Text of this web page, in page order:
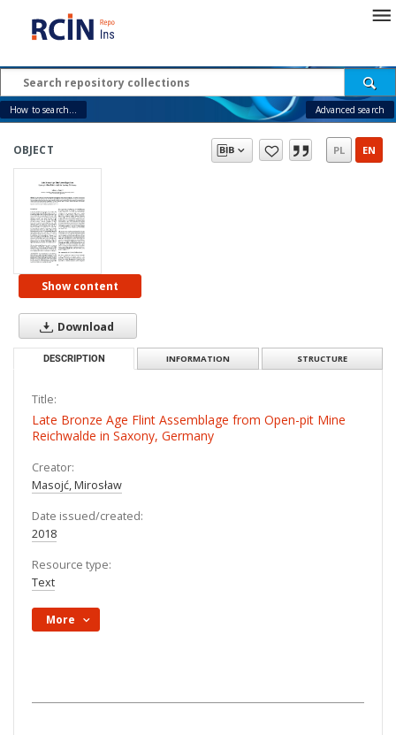
How to search... Advanced search
OBJECT PL EN
Show content
Download
DESCRIPTION INFORMATION STRUCTURE
Title:
Late Bronze Age Flint Assemblage from Open-pit Mine
Reichwalde in Saxony, Germany
Creator:
Masojć, Mirosław
Date issued/created:
2018
Resource type:
Text
More